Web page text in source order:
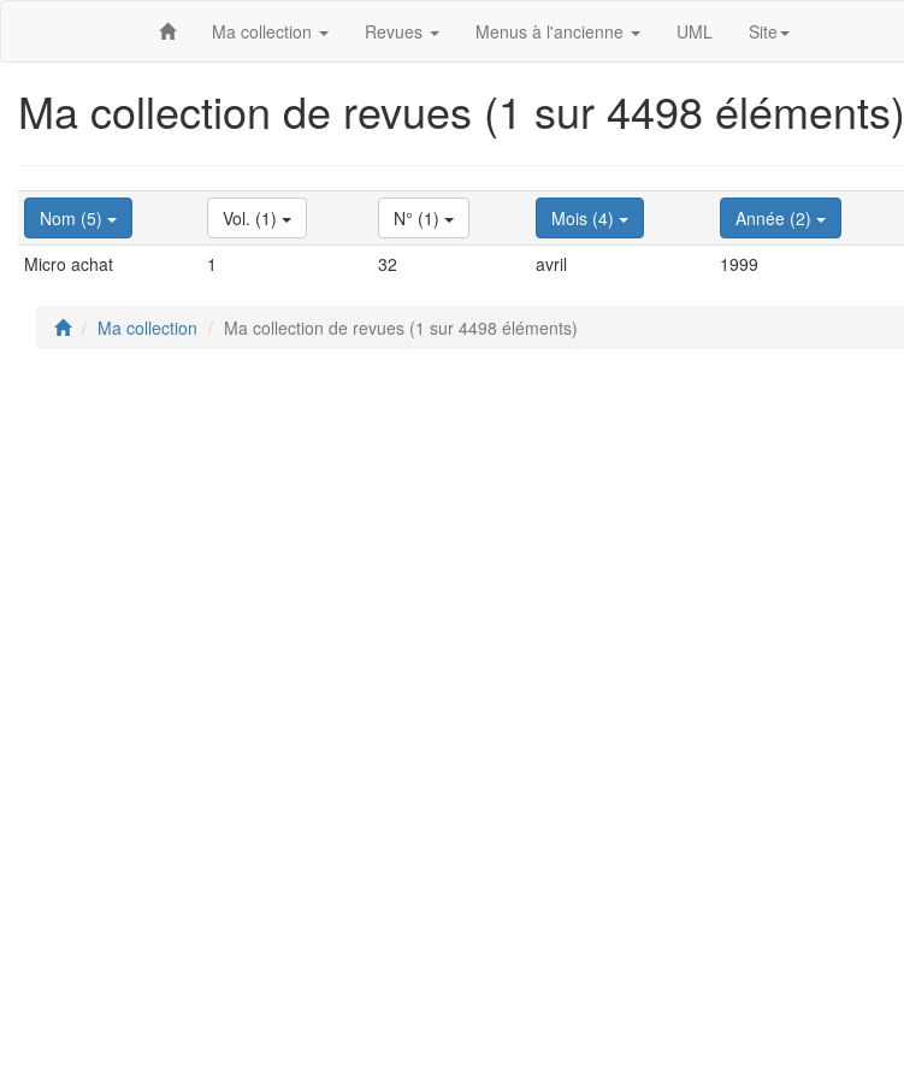
Ma collection Revues Menus à l'ancienne UML Site
Ma collection de revues (1 sur 4498 éléments)
Nom (5) Vol. (1) N° (1) Mois (4) Année (2)
Micro achat
1 32 avril 1999
Ma collection Ma collection de revues (1 sur 4498 éléments)